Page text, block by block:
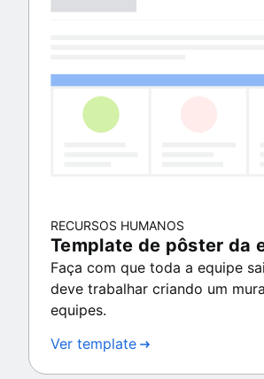
RECURSOS HUMANOS
Template de pôster da
Faça com que toda a equipe
deve trabalhar criando um
equipes.
Ver template